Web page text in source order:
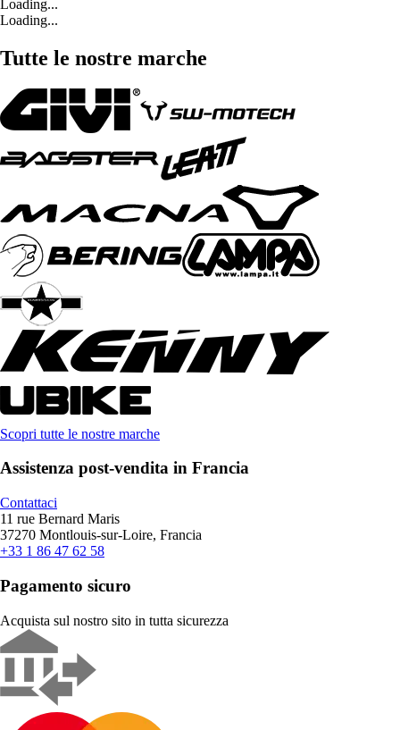
Loading...
Loading...
Tutte le nostre marche
Scopri tutte le nostre marche
Assistenza post-vendita in Francia
Contattaci
11 rue Bernard Maris
37270 Montlouis-sur-Loire, Francia
+33 1 86 47 62 58
Pagamento sicuro
Acquista sul nostro sito in tutta sicurezza